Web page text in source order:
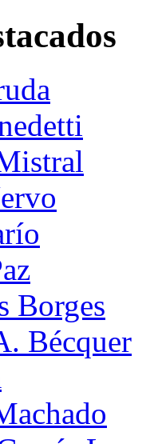
Borges
Bécquer